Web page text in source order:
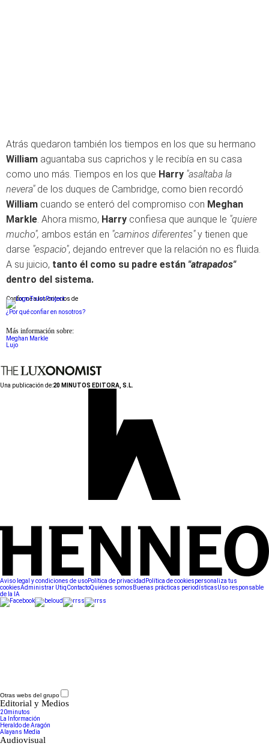
Atrás quedaron también los tiempos en los que su hermano
William aguantaba sus caprichos y le recibía en su casa
como uno más. Tiempos en los que Harry "asaltaba la
nevera"de los duques de Cambridge, como bien recordó
William cuando se enteró del compromiso con Meghan
Markle. Ahora mismo, Harry confiesa que aunque le "quiere
mucho", ambos están en "caminos diferentes"y tienen que
darse "espacio", dejando entrever que la relación no es fluida.
A su juicio, tanto él como su padre están "atrapados"
dentro del sistema.
Conforme a los criterios de
¿Por qué confiar en nosotros?
Más información sobre:
Meghan Markle
Lujo
Una publicación de:20 MINUTOS EDITORA, S.L.
Aviso legal y condiciones de usoPolítica de privacidad Política de cookiespersonaliza tus
cookiesAdministrar UtiqContactoQuiénes somos Buenas prácticas periodísticasUso responsable
de la IA
Otras webs del grupo
Editorial y Medios
20minutos
La Información
Heraldo de Aragón
Alayans Media
Audiovisual